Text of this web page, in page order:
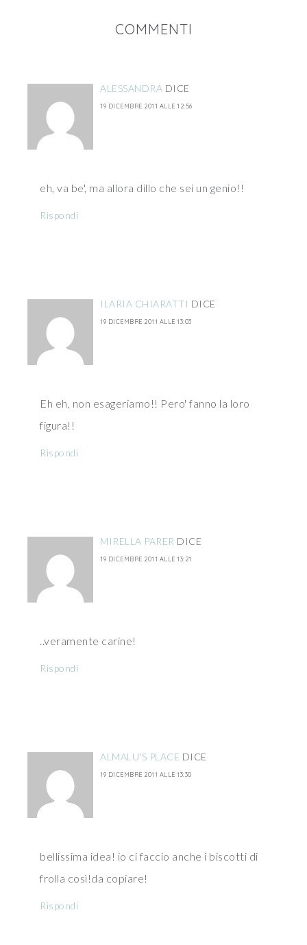
COMMENTI
ALESSANDRA DICE
19 DICEMBRE 2011 ALLE 12:56
eh, va be', ma allora dillo che sei un genio!!
Rispondi
ILARIA CHIARATTI DICE
19 DICEMBRE 2011 ALLE 13:03
Eh eh, non esageriamo!! Pero' fanno la loro
figura!!
Rispondi
MIRELLA PARER DICE
19 DICEMBRE 2011 ALLE 13:21
..veramente carine!
Rispondi
ALMALU'S PLACE DICE
19 DICEMBRE 2011 ALLE 13:30
bellissima idea! io ci faccio anche i biscotti di
frolla così!da copiare!
Rispondi